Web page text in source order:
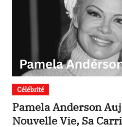
Célébrité
Pamela Anderson
Nouvelle Vie, Sa